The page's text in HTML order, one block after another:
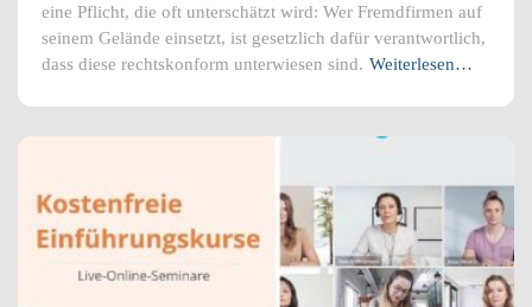
eine Pflicht, die oft unterschätzt wird: Wer Fremdfirmen auf
seinem Gelände einsetzt, ist gesetzlich dafür verantwortlich,
dass diese rechtskonform unterwiesen sind. Weiterlesen…